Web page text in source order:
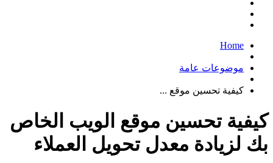
Home
موضوعات عامة
كيفية تحسين موقع ...
كيفية تحسين موقع الويب الخاص
بك لزيادة معدل تحويل العملاء